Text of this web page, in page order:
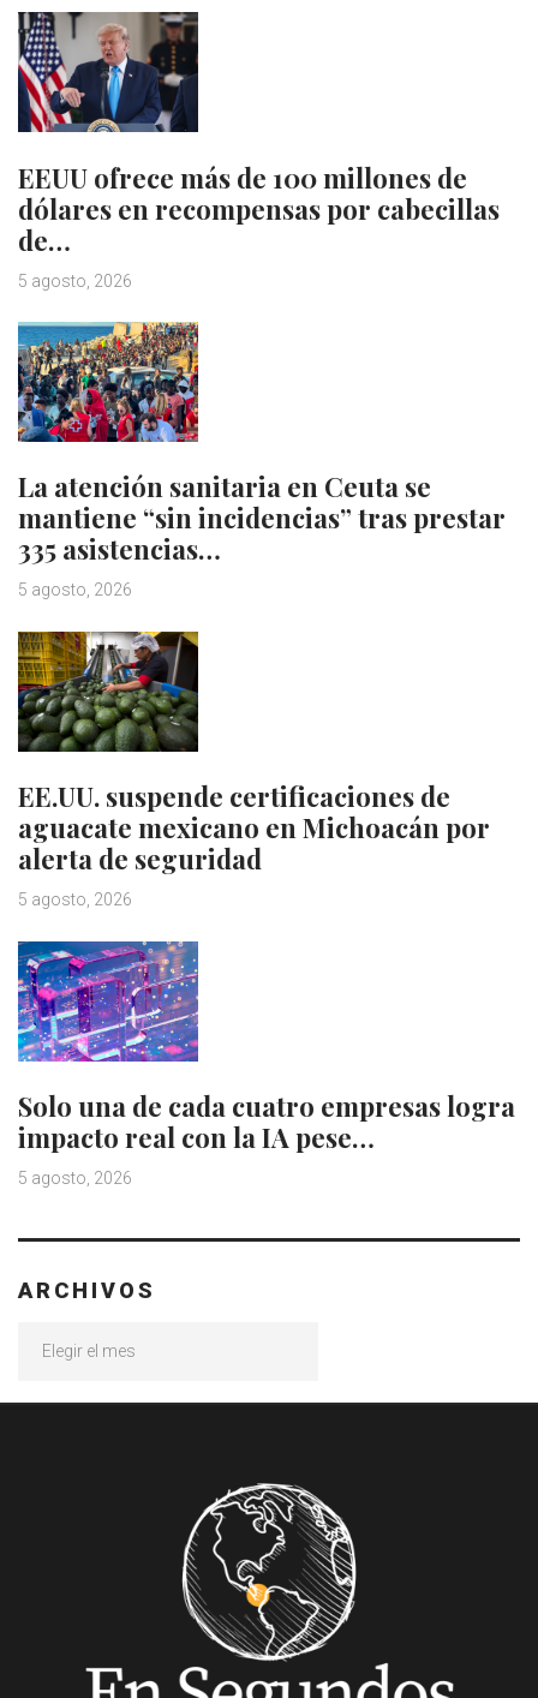
EEUU ofrece más de 100 millones de
dólares en recompensas por cabecillas
de…
5 agosto, 2026
La atención sanitaria en Ceuta se
mantiene “sin incidencias” tras prestar
335 asistencias…
5 agosto, 2026
EE.UU. suspende certificaciones de
aguacate mexicano en Michoacán por
alerta de seguridad
5 agosto, 2026
Solo una de cada cuatro empresas logra
impacto real con la IA pese…
5 agosto, 2026
ARCHIVOS